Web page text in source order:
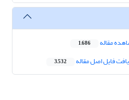
مقاله 1,686
فایل اصل مقاله 3,532